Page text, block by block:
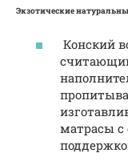
Экзотические
Конский
матрасы с